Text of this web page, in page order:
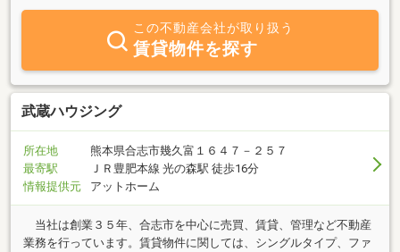
責任保険・生命保険等も取扱っております。
この不動産会社が取り扱う
賃貸物件を探す
武蔵ハウジング
所在地
熊本県合志市幾久富１６４７－２５７
最寄駅
ＪＲ豊肥本線 光の森駅 徒歩16分
情報提供元
アットホーム
当社は創業３５年、合志市を中心に売買、賃貸、管理など不動産
業務を行っています。賃貸物件に関しては、シングルタイプ、ファ